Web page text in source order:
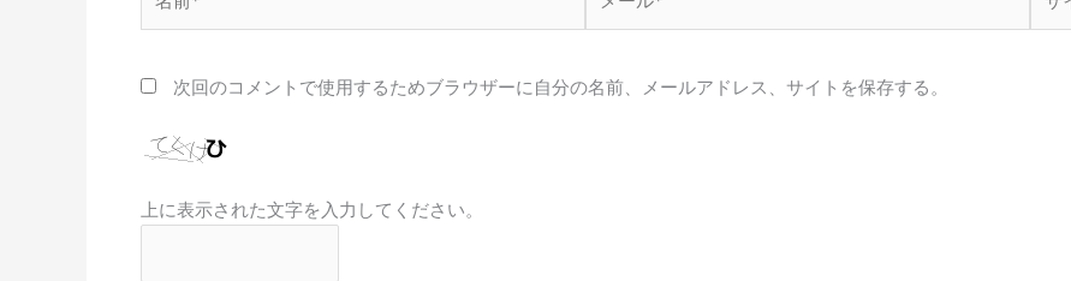
前
ー
次回のコメントで使用するためブラウザーに自分の名前、メールアドレス、サイトを保存する。
上に表示された文字を入力してください。